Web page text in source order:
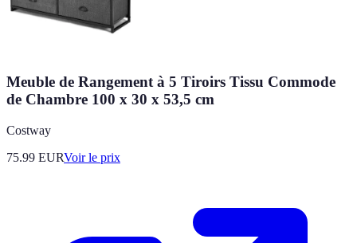
Meuble de Rangement à 5 Tiroirs Tissu Commode
de Chambre 100 x 30 x 53,5 cm
Costway
75.99 EURVoir le prix